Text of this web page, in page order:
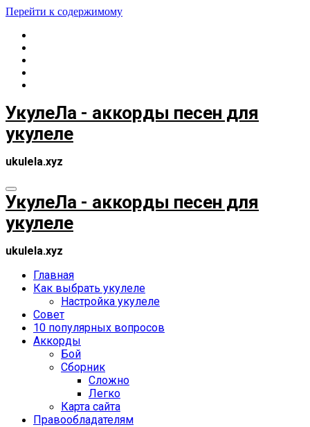
Перейти к содержимому
УкулеЛа - аккорды песен для
укулеле
ukulela.xyz
УкулеЛа - аккорды песен для
укулеле
ukulela.xyz
Главная
Как выбрать укулеле
Настройка укулеле
Совет
10 популярных вопросов
Аккорды
Бой
Сборник
Сложно
Легко
Карта сайта
Правообладателям